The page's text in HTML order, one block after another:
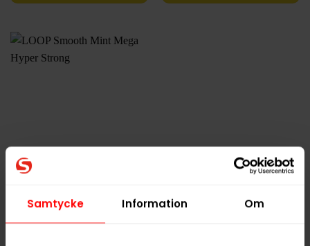
Samtycke Information Om
Mega Hyper Strong
339,90 kr